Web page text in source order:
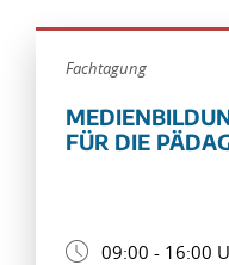
Fachtagung
FÜR DIE
09:00 - 16:00